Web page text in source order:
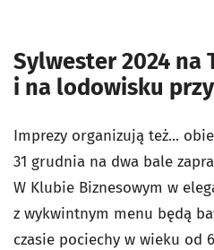
Sylwester 2024 na
i na lodowisku
Imprezy organizują też...
31 grudnia na dwa bale
W Klubie Biznesowym w
z wykwintnym menu będą
czasie pociechy w wieku od